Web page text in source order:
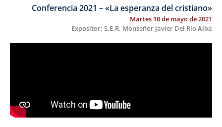
Conferencia 2021 – «La esperanza del cristiano»
Martes 18 de mayo de 2021
Expositor: S.E.R. Monseñor Javier Del Río Alba